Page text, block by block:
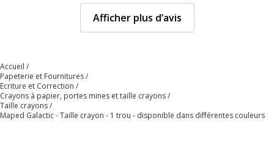
Afficher plus d’avis
Accueil
Papeterie et Fournitures
Ecriture et Correction
Crayons à papier, portes mines et taille crayons
Taille crayons
Maped Galactic - Taille crayon - 1 trou - disponible dans différentes couleurs